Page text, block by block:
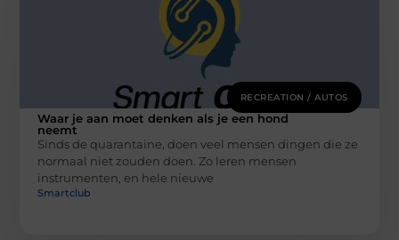
RECREATION / AUTOS
Waar je aan moet denken als je een hond
neemt
Sinds de quarantaine, doen veel mensen dingen die ze
normaal niet zouden doen. Zo leren mensen
instrumenten, en hele nieuwe
Smartclub